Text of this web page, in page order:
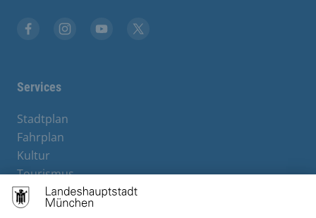
Services
Stadtplan
Fahrplan
Kultur
Tourismus
M-Strom
Bürgerservice